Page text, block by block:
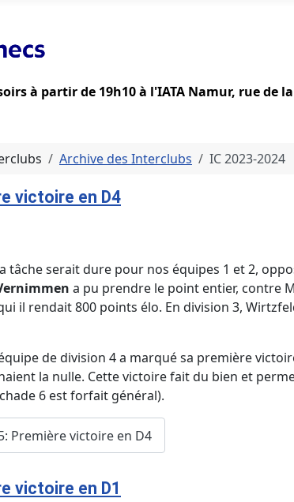
à partir de 19h10 à l'IATA Namur, rue de
Archive des Interclubs IC 2023-2024
victoire en D4
tâche serait dure pour nos équipes 1 et 2,
a pu prendre le point entier, contre
il rendait 800 points élo. En division 3,
de division 4 a marqué sa première
la nulle. Cette victoire fait du bien et
6 est forfait général).
Première victoire en D4
victoire en D1